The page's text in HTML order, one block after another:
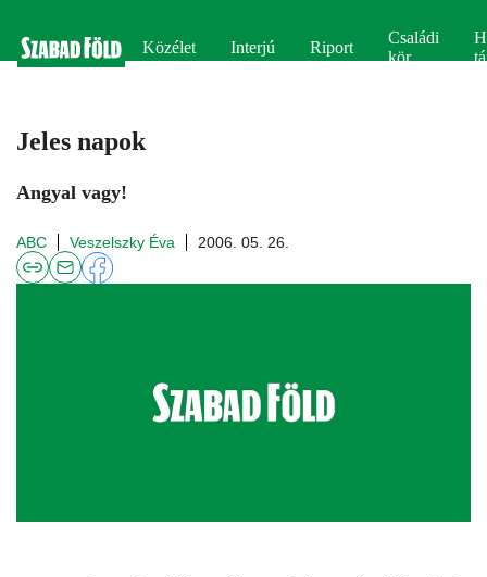
Közélet Interjú Riport
Családi
kör
Jeles napok
Angyal vagy!
ABC Veszelszky Éva 2006. 05. 26.